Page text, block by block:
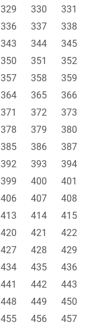
329 330
331
336 337
338
343 344
345
350 351
352
357 358
359
364 365
366
371 372
373
378 379
380
385 386
387
392 393
394
399 400
401
406 407
408
413 414
415
420 421
422
427 428
429
434 435
436
441 442
443
448 449
450
455 456
457